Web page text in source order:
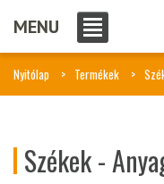
MENU
Nyitólap Termékek
Székek -